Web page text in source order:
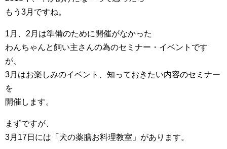
もう3月ですね。
1月、2月は準備のために開催がなかった
わんちゃんと飼い主さんの為のセミナー・イベントです
が、
3月はお楽しみのイベント、知っておきたい内容のセミナー
を
開催します。
まずですが、
3月17日には「犬の薬膳お料理教室」があります。